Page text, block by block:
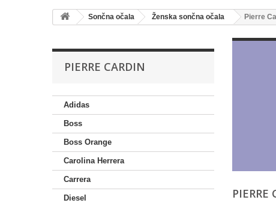
Sončna očala Ženska sončna očala Pierre
PIERRE CARDIN
Adidas
Boss
Boss Orange
Carolina Herrera
Carrera
Diesel PIERRE